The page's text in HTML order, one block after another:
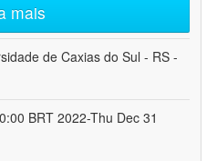
mais
de Caxias do Sul - RS -
BRT 2022-Thu Dec 31